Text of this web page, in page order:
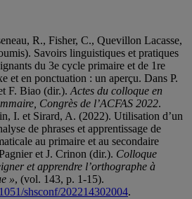
R., Fisher, C., Quevillon Lacasse,
Savoirs linguistiques et pratiques
du 3e cycle primaire et de 1re
et en ponctuation : un aperçu. Dans P.
F. Biao (dir.). Actes du colloque en
Congrès de l’ACFAS 2022.
I. et Sirard, A. (2022). Utilisation d’un
de phrases et apprentissage de
au primaire et au secondaire
et J. Crinon (dir.). Colloque
et apprendre l’orthographe à
», (vol. 143, p. 1-15).
shsconf/202214302004.